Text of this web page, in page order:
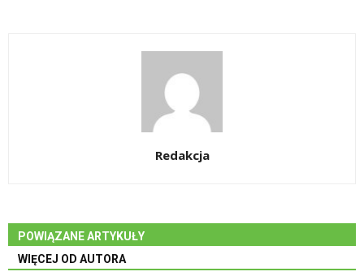
Redakcja
POWIĄZANE ARTYKUŁY
WIĘCEJ OD AUTORA